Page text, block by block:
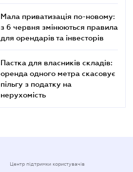
Мала приватизація по-новому:
з 6 червня змінюються правила
для орендарів та інвесторів
Пастка для власників складів:
оренда одного метра скасовує
пільгу з податку на
нерухомість
Центр підтримки користувачів